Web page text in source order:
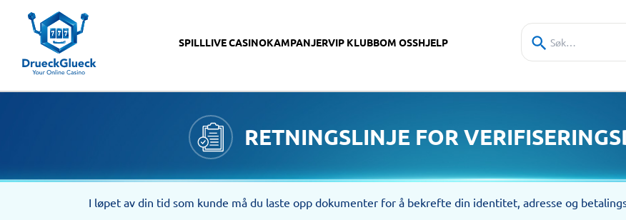
SPILLLIVE CASINOKAMPANJERVIP KLUBBOM OSSHJELP
RETNINGSLINJE FOR
I løpet av din tid som kunde må du laste opp dokumenter for å bekrefte din identitet, adresse og